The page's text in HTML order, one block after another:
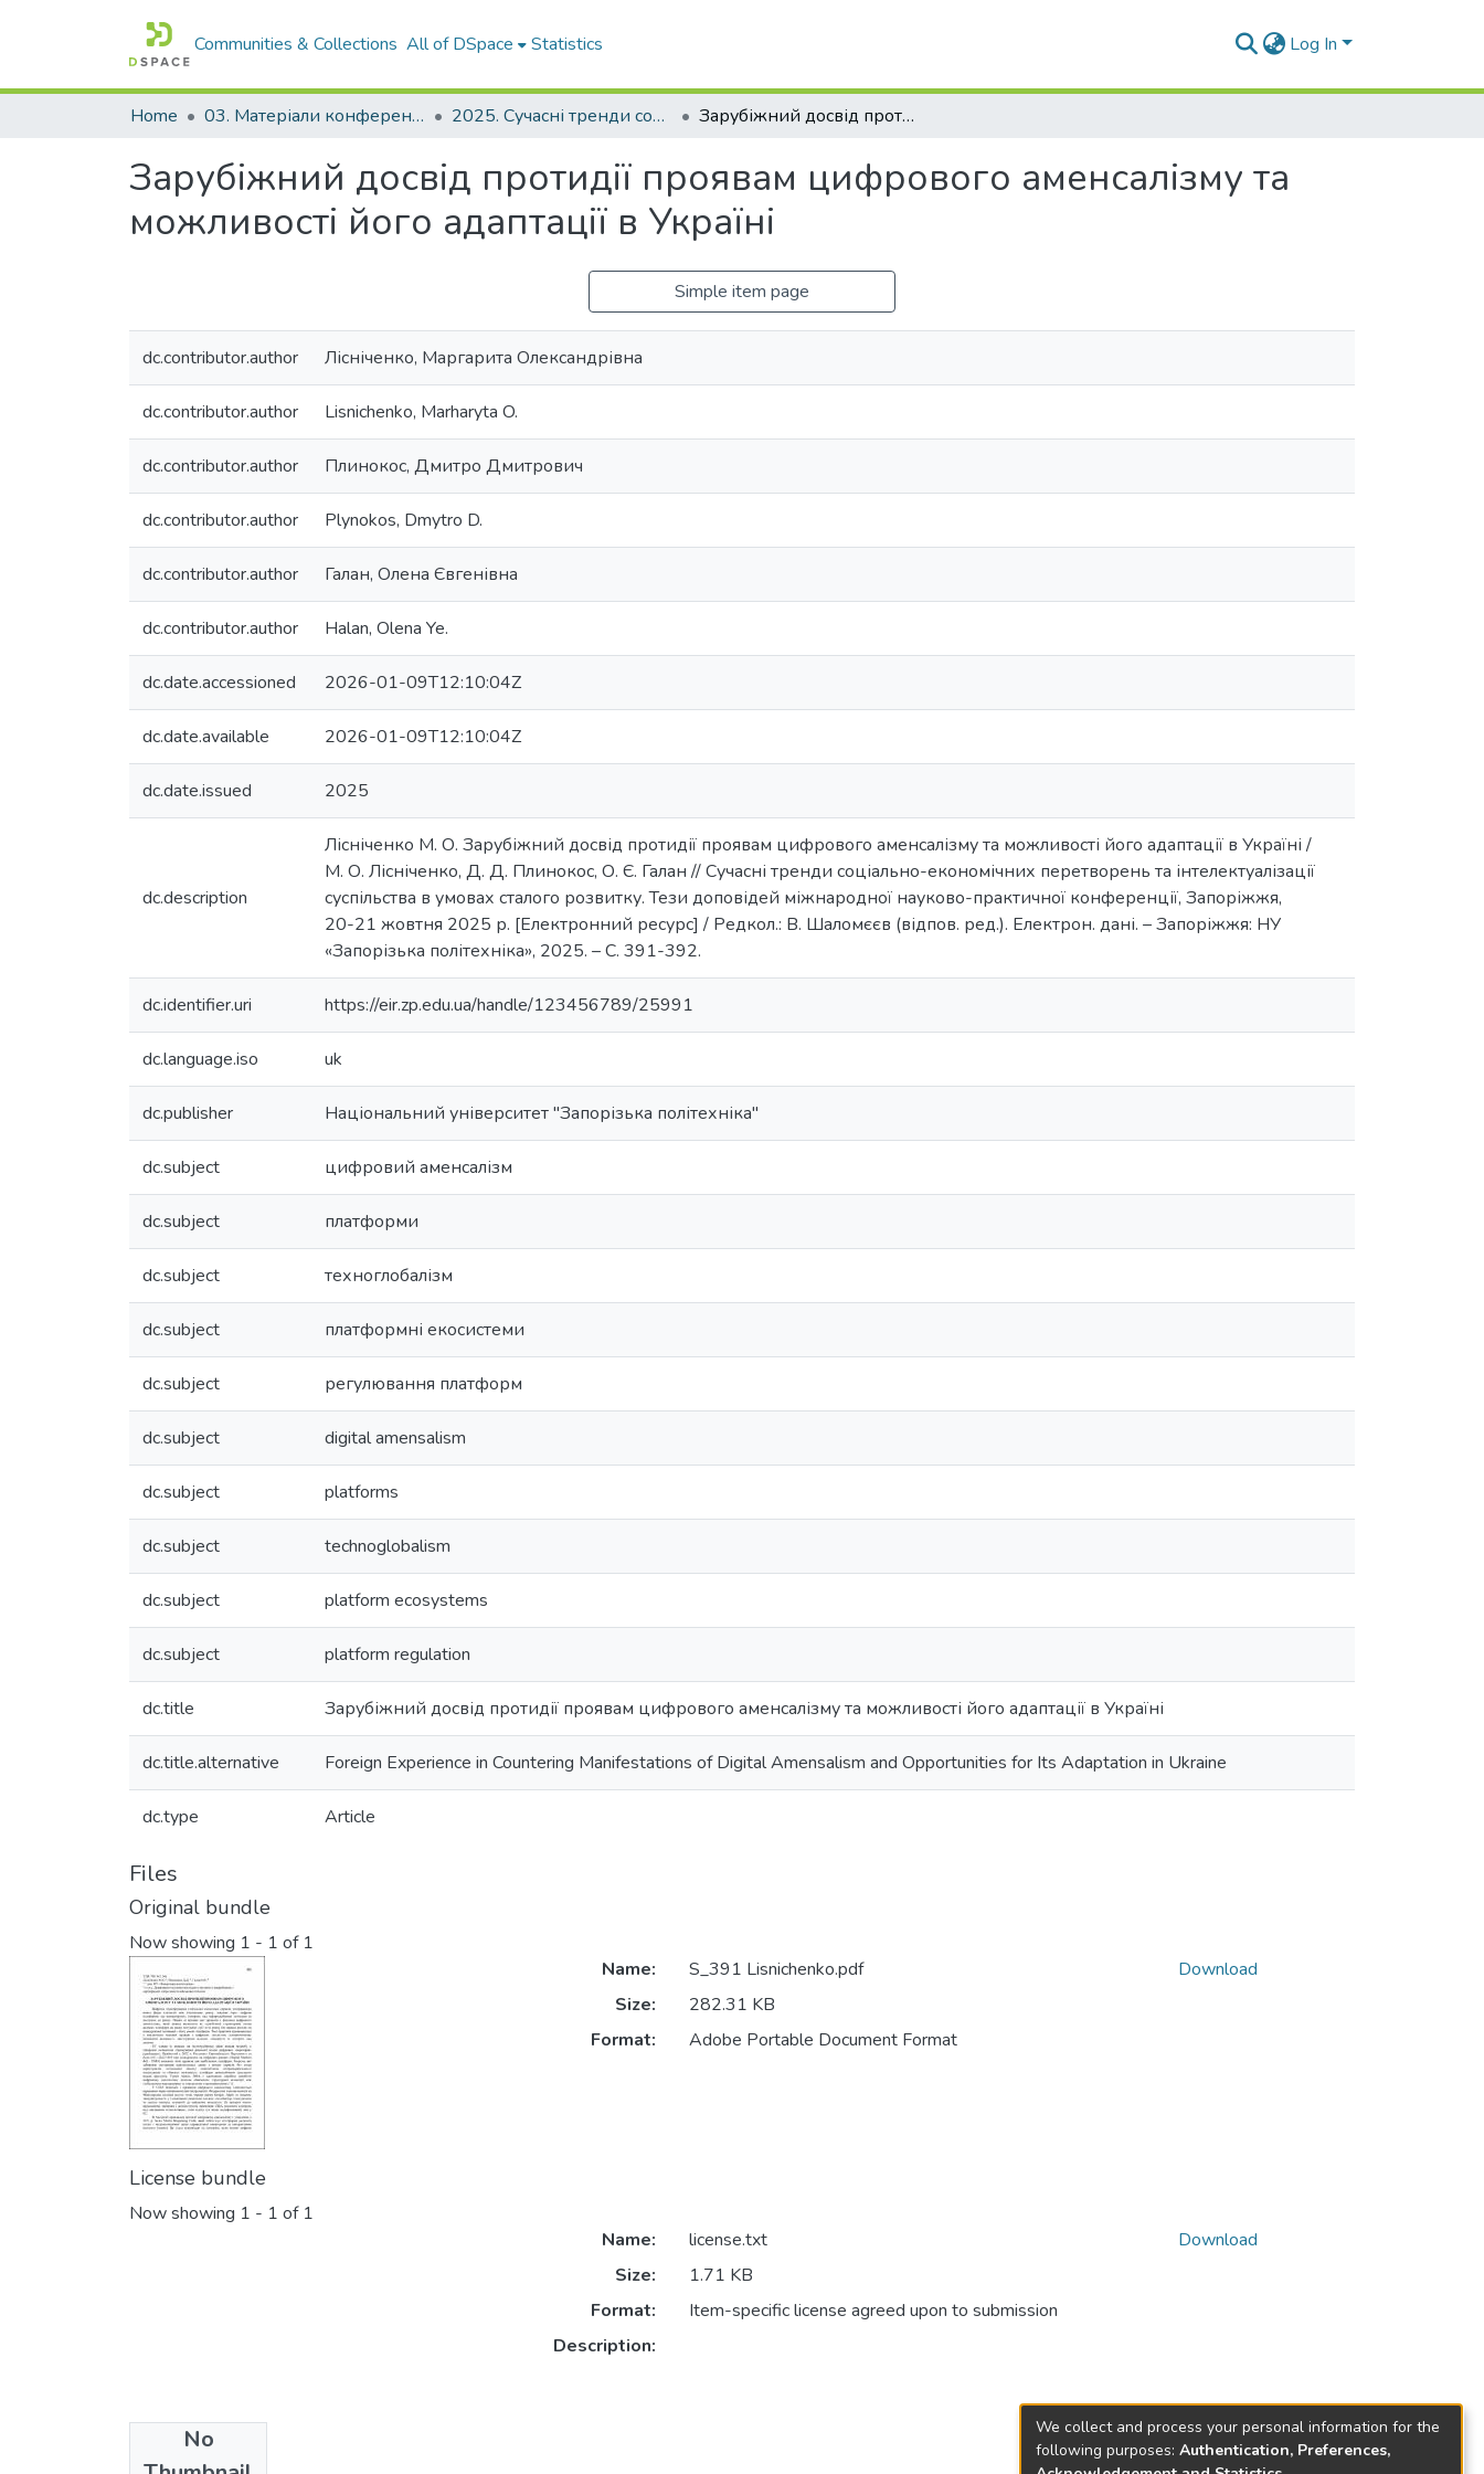
Communities & Collections All of DSpace Statistics Log In
Home 03. Матеріали конференцій та семінарів 2025. Сучасні тренди соціально-економічних перетворень та інтелектуалізації суспільства в умовах сталого розвитку Зарубіжний досвід протидії проявам цифрового аменсалізму та можливості його адаптації в Україні
Зарубіжний досвід протидії проявам цифрового аменсалізму та
можливості його адаптації в Україні
Simple item page
dc.contributor.author Лісніченко, Маргарита Олександрівна
dc.contributor.author Lisnichenko, Marharyta O.
dc.contributor.author Плинокос, Дмитро Дмитрович
dc.contributor.author Plynokos, Dmytro D.
dc.contributor.author Галан, Олена Євгенівна
dc.contributor.author Halan, Olena Ye.
dc.date.accessioned 2026-01-09T12:10:04Z
dc.date.available 2026-01-09T12:10:04Z
dc.date.issued 2025
dc.description
Лісніченко М. О. Зарубіжний досвід протидії проявам цифрового аменсалізму та можливості його адаптації в Україні /
М. О. Лісніченко, Д. Д. Плинокос, О. Є. Галан // Сучасні тренди соціально-економічних перетворень та інтелектуалізації
суспільства в умовах сталого розвитку. Тези доповідей міжнародної науково-практичної конференції, Запоріжжя,
20-21 жовтня 2025 р. [Електронний ресурс] / Редкол.: В. Шаломєєв (відпов. ред.). Електрон. дані. – Запоріжжя: НУ
«Запорізька політехніка», 2025. – С. 391-392.
dc.identifier.uri https://eir.zp.edu.ua/handle/123456789/25991
dc.language.iso uk
dc.publisher Національний університет "Запорізька політехніка"
dc.subject цифровий аменсалізм
dc.subject платформи
dc.subject техноглобалізм
dc.subject платформні екосистеми
dc.subject регулювання платформ
dc.subject digital amensalism
dc.subject platforms
dc.subject technoglobalism
dc.subject platform ecosystems
dc.subject platform regulation
dc.title Зарубіжний досвід протидії проявам цифрового аменсалізму та можливості його адаптації в Україні
dc.title.alternative Foreign Experience in Countering Manifestations of Digital Amensalism and Opportunities for Its Adaptation in Ukraine
dc.type Article
Files
Original bundle
Now showing 1 - 1 of 1
Name:
S_391 Lisnichenko.pdf
Size:
282.31 KB
Format:
Adobe Portable Document Format
Download
License bundle
Now showing 1 - 1 of 1
No
Name:
license.txt
Size:
1.71 KB
Format:
Item-specific license agreed upon to submission
Description:
Download
Collections
We collect and process your personal information for the
following purposes: Authentication, Preferences,